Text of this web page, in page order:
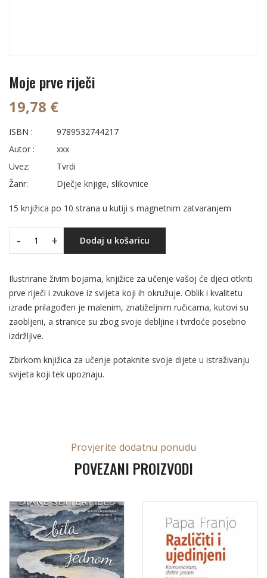
Moje prve riječi
19,78 €
ISBN :
9789532744217
Autor :
xxx
Uvez:
Tvrdi
Žanr:
Dječje knjige, slikovnice
15 knjižica po 10 strana u kutiji s magnetnim zatvaranjem
- + Dodaj u košaricu
Ilustrirane živim bojama, knjižice za učenje vašoj će djeci otkriti
prve riječi i zvukove iz svijeta koji ih okružuje. Oblik i kvalitetu
izrade prilagođen je malenim, znatiželjnim ručicama, kutovi su
zaobljeni, a stranice su zbog svoje debljine i tvrdoće posebno
izdržljive.
Zbirkom knjižica za učenje potaknite svoje dijete u istraživanju
svijeta koji tek upoznaju.
Provjerite dodatnu ponudu
POVEZANI PROIZVODI